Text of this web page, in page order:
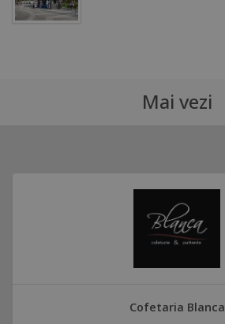
Mai vezi
Cofetaria Blanca